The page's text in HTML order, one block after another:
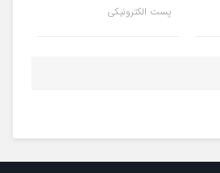
پست الکترونیکی